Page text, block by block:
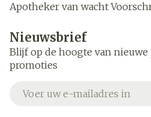
Apotheker van wacht
Nieuwsbrief
Blijf op de hoogte van
promoties